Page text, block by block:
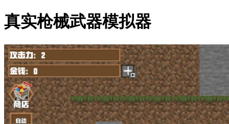
真实枪械武器模拟器